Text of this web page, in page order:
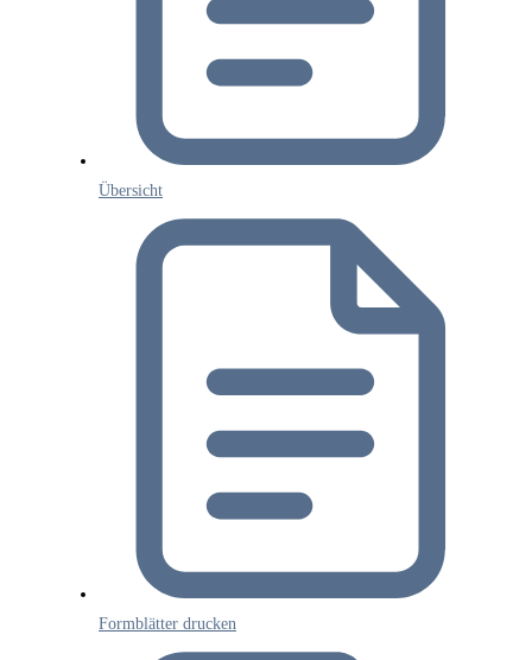
Übersicht
Formblätter drucken